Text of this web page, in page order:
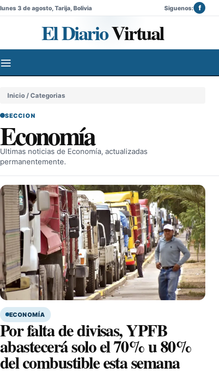
lunes 3 de agosto, Tarija, Bolivia Siguenos: f
El DiarioVirtual
Inicio / Categorias
SECCION
Economía
Ultimas noticias de Economía, actualizadas
permanentemente.
ECONOMÍA
Por falta de divisas, YPFB
abastecerá solo el 70% u 80%
del combustible esta semana